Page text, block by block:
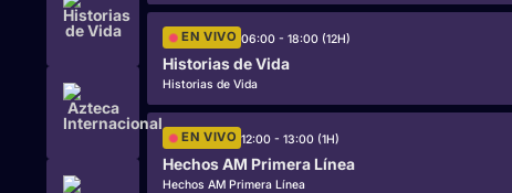
EN VIVO 06:00 - 18:00 (12H)
Historias de Vida
Historias de Vida
EN VIVO 12:00 - 13:00 (1H)
Hechos AM Primera Línea
Hechos AM Primera Línea